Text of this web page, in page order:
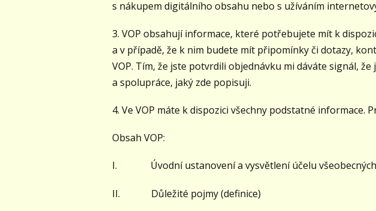
s nákupem digitálního obsahu nebo s užíváním
3. VOP obsahují informace, které potřebujete mít k
a v případě, že k nim budete mít připomínky či dotazy,
VOP. Tím, že jste potvrdili objednávku mi dáváte signál,
a spolupráce, jaký zde popisuji.
4. Ve VOP máte k dispozici všechny podstatné informace.
Obsah VOP:
I. Úvodní ustanovení a vysvětlení účelu všeobecných
II. Důležité pojmy (definice)